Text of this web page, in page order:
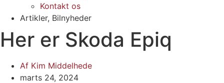
Kontakt os
Artikler, Bilnyheder
Her er Skoda Epiq
Af Kim Middelhede
marts 24, 2024